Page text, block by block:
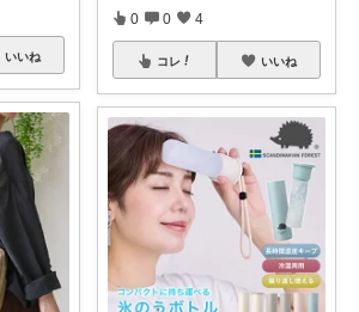
いいね
0 0 4
コレ いいね